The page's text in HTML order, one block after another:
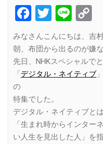
Facebook
Twitter
Line
みなさんこんにちは、吉村
朝、布団から出るのが嫌
先日、NHKスペシャルで
「デジタル・ネイティブ
の
特集でした。
デジタル・ネイティブとは
「生まれ時からインター
い人生を見出した人」を指